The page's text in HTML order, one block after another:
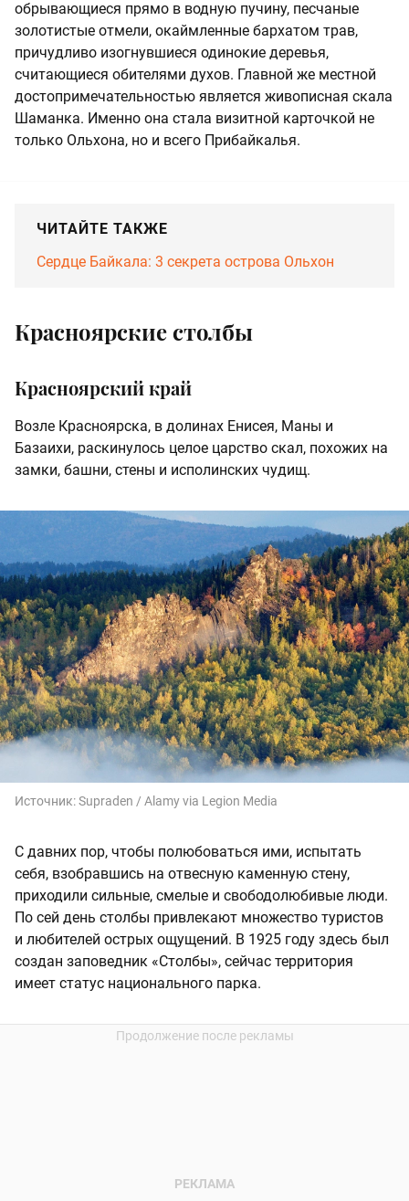
обрывающиеся прямо в водную пучину, песчаные
золотистые отмели, окаймленные бархатом трав,
причудливо изогнувшиеся одинокие деревья,
считающиеся обителями духов. Главной же местной
достопримечательностью является живописная скала
Шаманка. Именно она стала визитной карточкой не
только Ольхона, но и всего Прибайкалья.
ЧИТАЙТЕ ТАКЖЕ
Сердце Байкала: 3 секрета острова Ольхон
Красноярские столбы
Красноярский край
Возле Красноярска, в долинах Енисея, Маны и
Базаихи, раскинулось целое царство скал, похожих на
замки, башни, стены и исполинских чудищ.
Источник:Supraden / Alamy via Legion Media
С давних пор, чтобы полюбоваться ими, испытать
себя, взобравшись на отвесную каменную стену,
приходили сильные, смелые и свободолюбивые люди.
По сей день столбы привлекают множество туристов
и любителей острых ощущений. В 1925 году здесь был
создан заповедник «Столбы», сейчас территория
имеет статус национального парка.